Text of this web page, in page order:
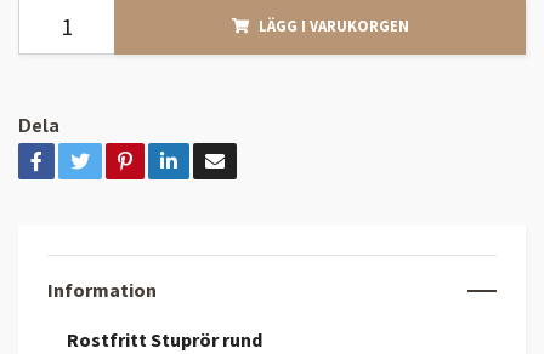
LÄGG I VARUKORGEN
Dela
Information
RostfrittStuprör rund